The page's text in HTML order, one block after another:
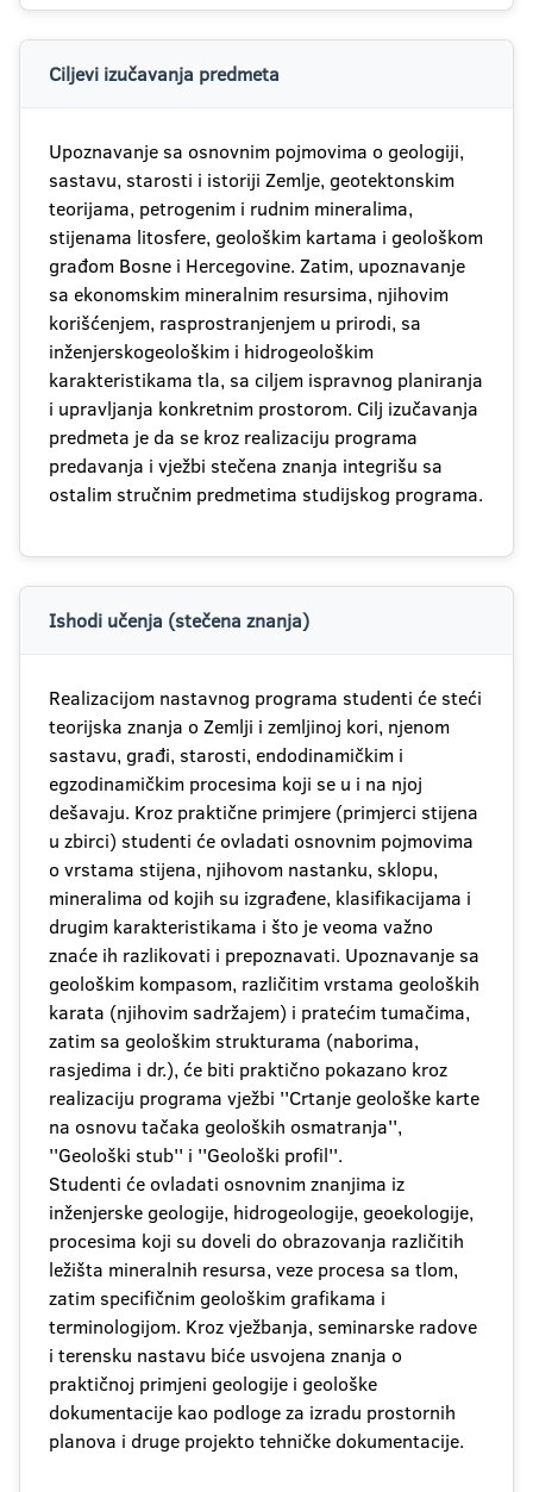
Ciljevi izučavanja predmeta
Upoznavanje sa osnovnim pojmovima o geologiji,
sastavu, starosti i istoriji Zemlje, geotektonskim
teorijama, petrogenim i rudnim mineralima,
stijenama litosfere, geološkim kartama i geološkom
građom Bosne i Hercegovine. Zatim, upoznavanje
sa ekonomskim mineralnim resursima, njihovim
korišćenjem, rasprostranjenjem u prirodi, sa
inženjerskogeološkim i hidrogeološkim
karakteristikama tla, sa ciljem ispravnog planiranja
i upravljanja konkretnim prostorom. Cilj izučavanja
predmeta je da se kroz realizaciju programa
predavanja i vježbi stečena znanja integrišu sa
ostalim stručnim predmetima studijskog programa.
Ishodi učenja (stečena znanja)
Realizacijom nastavnog programa studenti će steći
teorijska znanja o Zemlji i zemljinoj kori, njenom
sastavu, građi, starosti, endodinamičkim i
egzodinamičkim procesima koji se u i na njoj
dešavaju. Kroz praktične primjere (primjerci stijena
u zbirci) studenti će ovladati osnovnim pojmovima
o vrstama stijena, njihovom nastanku, sklopu,
mineralima od kojih su izgrađene, klasifikacijama i
drugim karakteristikama i što je veoma važno
znaće ih razlikovati i prepoznavati. Upoznavanje sa
geološkim kompasom, različitim vrstama geoloških
karata (njihovim sadržajem) i pratećim tumačima,
zatim sa geološkim strukturama (naborima,
rasjedima i dr.), će biti praktično pokazano kroz
realizaciju programa vježbi ''Crtanje geološke karte
na osnovu tačaka geoloških osmatranja'',
''Geološki stub'' i ''Geološki profil''.
Studenti će ovladati osnovnim znanjima iz
inženjerske geologije, hidrogeologije, geoekologije,
procesima koji su doveli do obrazovanja različitih
ležišta mineralnih resursa, veze procesa sa tlom,
zatim specifičnim geološkim grafikama i
terminologijom. Kroz vježbanja, seminarske radove
i terensku nastavu biće usvojena znanja o
praktičnoj primjeni geologije i geološke
dokumentacije kao podloge za izradu prostornih
planova i druge projekto tehničke dokumentacije.